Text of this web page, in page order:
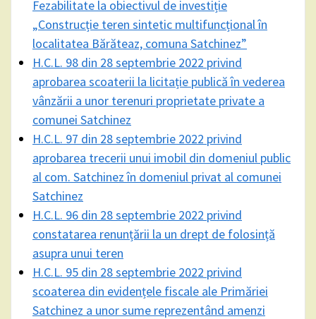
Fezabilitate la obiectivul de investiție
„Construcție teren sintetic multifuncțional în
localitatea Bărăteaz, comuna Satchinez”
H.C.L. 98 din 28 septembrie 2022 privind
aprobarea scoaterii la licitație publică în vederea
vânzării a unor terenuri proprietate private a
comunei Satchinez
H.C.L. 97 din 28 septembrie 2022 privind
aprobarea trecerii unui imobil din domeniul public
al com. Satchinez în domeniul privat al comunei
Satchinez
H.C.L. 96 din 28 septembrie 2022 privind
constatarea renunțării la un drept de folosință
asupra unui teren
H.C.L. 95 din 28 septembrie 2022 privind
scoaterea din evidențele fiscale ale Primăriei
Satchinez a unor sume reprezentând amenzi